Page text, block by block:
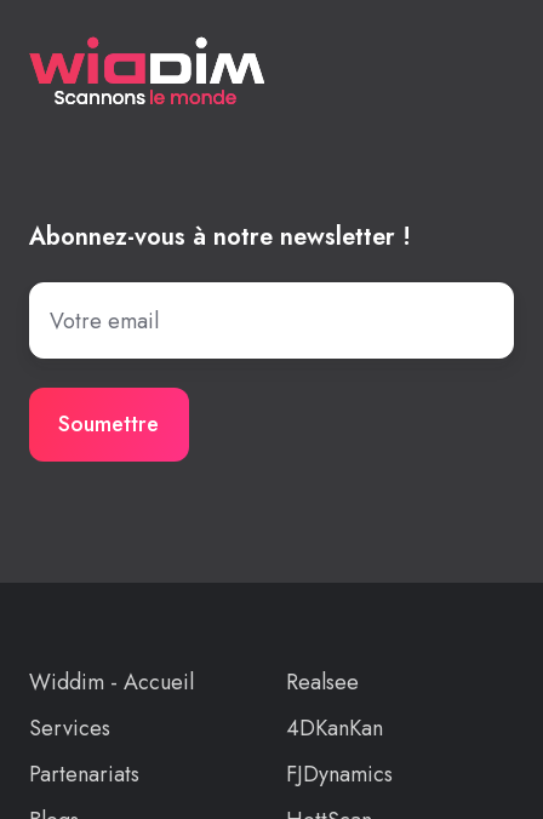
Abonnez-vous à notre newsletter !
Widdim - Accueil
Services
Partenariats
Realsee
4DKanKan
FJDynamics